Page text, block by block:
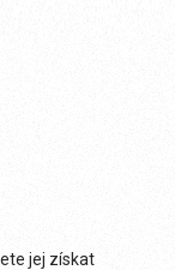
jej získat